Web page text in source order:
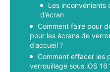
Les inconvénients
d’écran
Comment faire pour
pour les écrans de
d’accueil ?
Comment effacer les
verrouillage sous iOS 16